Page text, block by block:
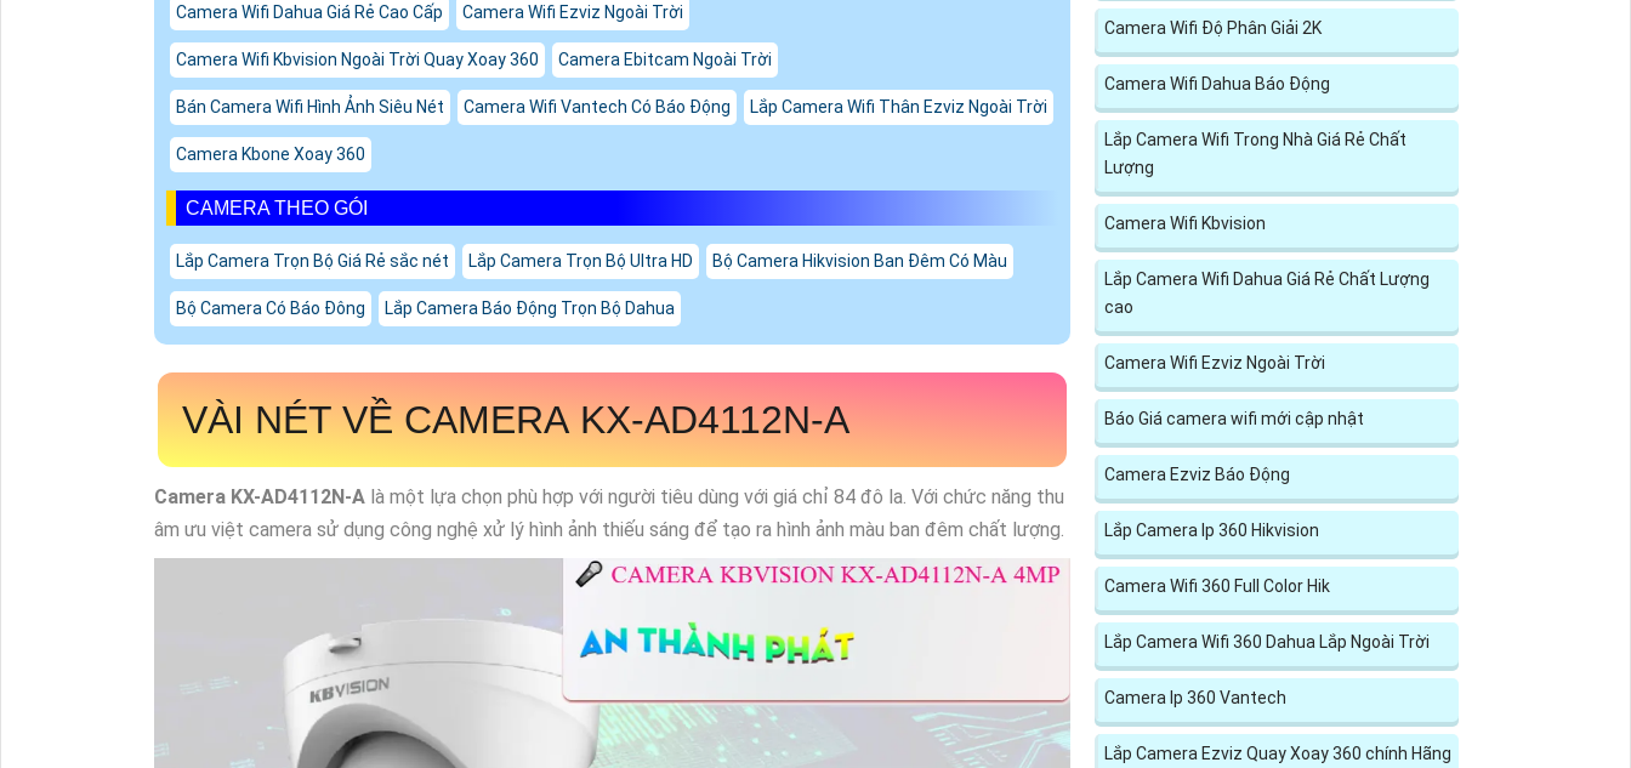
Camera Wifi Dahua Giá Rẻ Cao Cấp Camera Wifi Ezviz Ngoài Trời
Camera Wifi Kbvision Ngoài Trời Quay Xoay 360 Camera Ebitcam Ngoài Trời
Bán Camera Wifi Hình Ảnh Siêu Nét Camera Wifi Vantech Có Báo Động Lắp Camera Wifi Thân Ezviz Ngoài Trời
Camera Kbone Xoay 360
CAMERA THEO GÓI
Lắp Camera Trọn Bộ Giá Rẻ sắc nét Lắp Camera Trọn Bộ Ultra HD Bộ Camera Hikvision Ban Đêm Có Màu
Bộ Camera Có Báo Đông Lắp Camera Báo Động Trọn Bộ Dahua
VÀI NÉT VỀ CAMERA KX-AD4112N-A
Camera KX-AD4112N-A là một lựa chọn phù hợp với người tiêu dùng với giá chỉ 84 đô la. Với chức năng thu
âm ưu việt camera sử dụng công nghệ xử lý hình ảnh thiếu sáng để tạo ra hình ảnh màu ban đêm chất lượng.
Camera Wifi Độ Phân Giải 2K
Camera Wifi Dahua Báo Động
Lắp Camera Wifi Trong Nhà Giá Rẻ Chất
Lượng
Camera Wifi Kbvision
Lắp Camera Wifi Dahua Giá Rẻ Chất Lượng
cao
Camera Wifi Ezviz Ngoài Trời
Báo Giá camera wifi mới cập nhật
Camera Ezviz Báo Động
Lắp Camera Ip 360 Hikvision
Camera Wifi 360 Full Color Hik
Lắp Camera Wifi 360 Dahua Lắp Ngoài Trời
Camera Ip 360 Vantech
Lắp Camera Ezviz Quay Xoay 360 chính Hãng